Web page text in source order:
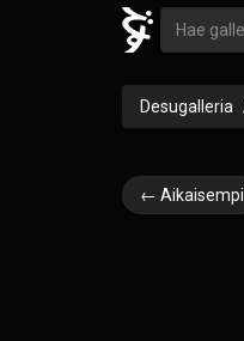
Desugalleria
← Aikaisempi